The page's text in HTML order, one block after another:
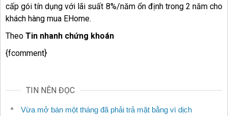
cấp gói tín dụng với lãi suất 8%/năm ổn định trong 2 năm cho
khách hàng mua EHome.
Theo Tin nhanh chứng khoán
{fcomment}
TIN NÊN ĐỌC
Vừa mở bán một tháng đã phải trả mặt bằng vì dịch